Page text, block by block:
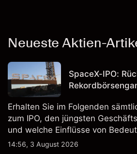
Neueste Aktien-
SpaceX-IPO:
Erhalten Sie im Folgenden
zum IPO, den jüngsten
und welche Einflüsse von
14:56, 3 August 2026